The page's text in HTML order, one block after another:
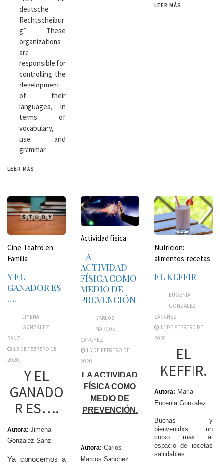
deutsche
Rechtscheibur
g”. These
organizations
are
responsible for
controlling the
development
of their
languages, in
terms of
vocabulary,
use and
grammar.
LEER MÁS
LEER MÁS
Cine-Teatro en
Familia
Y EL
GANADOR ES
….
JIMENA
GONZÁLEZ
SANZ
15 DE FEBRERO DE
2020
Y EL
GANADO
R ES….
Autora: Jimena
Gonzalez Sanz
Ya conocemos a
Actividad física
LA
ACTIVIDAD
FÍSICA COMO
MEDIO DE
PREVENCIÓN
CARLOS
MARCOS
SÁNCHEZ
15 DE FEBRERO DE
2020
LA ACTIVIDAD
FÍSICA COMO
MEDIO DE
PREVENCIÓN.
Autora: Carlos
Marcos Sanchez.
Nutricion:
alimentos-recetas
EL KEFFIR
EUGENIA
GONZÁLEZ
SÁNCHEZ
15 DE FEBRERO DE
2020
EL
KEFFIR.
Autora: Maria
Eugenia Gonzalez.
Buenas y
bienvenidxs un
curso más al
espacio de recetas
saludables.